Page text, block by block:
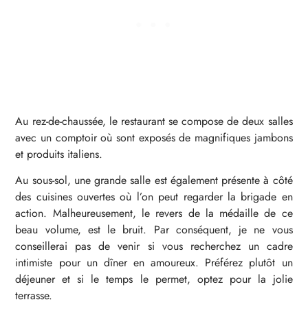
Au rez-de-chaussée, le restaurant se compose de deux salles
avec un comptoir où sont exposés de magnifiques jambons
et produits italiens.
Au sous-sol, une grande salle est également présente à côté
des cuisines ouvertes où l’on peut regarder la brigade en
action. Malheureusement, le revers de la médaille de ce
beau volume, est le bruit. Par conséquent, je ne vous
conseillerai pas de venir si vous recherchez un cadre
intimiste pour un dîner en amoureux. Préférez plutôt un
déjeuner et si le temps le permet, optez pour la jolie
terrasse.